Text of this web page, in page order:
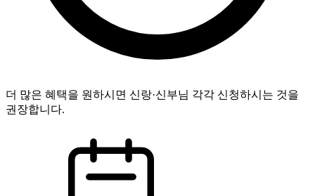
더 많은 혜택을 원하시면 신랑·신부님 각각 신청하시는 것을
권장합니다.